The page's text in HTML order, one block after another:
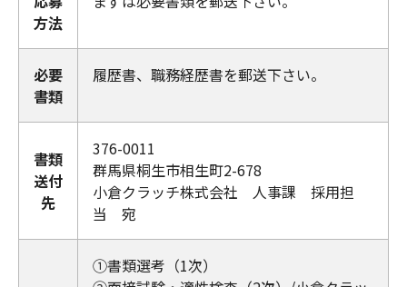
方法
必要
書類
履歴書、職務経歴書を郵送下さい。
書類
送付
先
376-0011
群馬県桐生市相生町2-678
小倉クラッチ株式会社 人事課 採用担
当 宛
➀書類選考（1次）